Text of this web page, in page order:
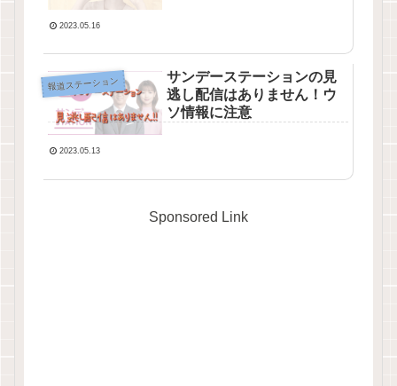
2023.05.16
報道ステーション
サンデーステーションの見
逃し配信はありません！ウ
ソ情報に注意
2023.05.13
Sponsored Link